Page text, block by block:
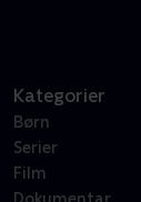
Kategorier
Børn
Serier
Film
Dokumentar